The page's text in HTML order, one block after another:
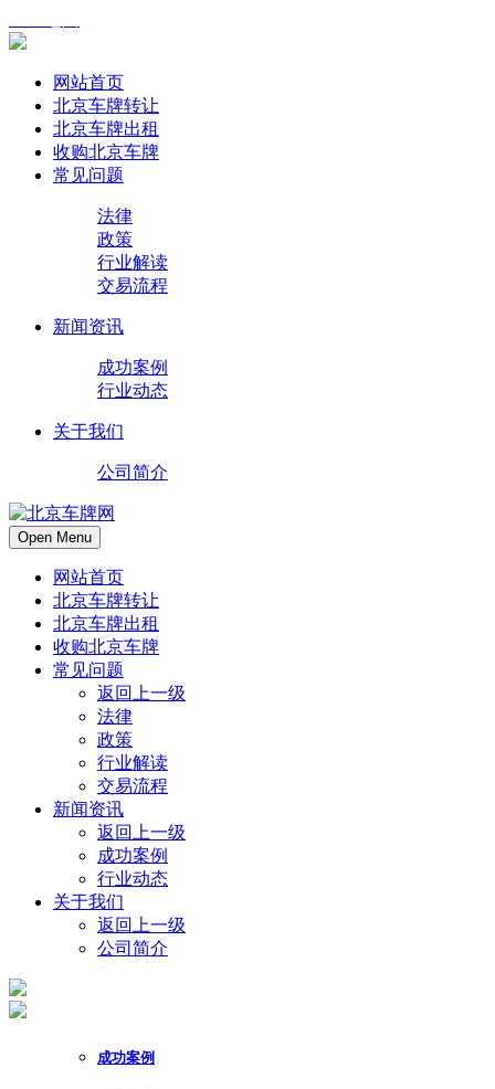
网站首页
北京车牌转让
北京车牌出租
收购北京车牌
常见问题
法律
政策
行业解读
交易流程
新闻资讯
成功案例
行业动态
关于我们
公司简介
Open Menu
网站首页
北京车牌转让
北京车牌出租
收购北京车牌
常见问题
返回上一级
法律
政策
行业解读
交易流程
新闻资讯
返回上一级
成功案例
行业动态
关于我们
返回上一级
公司简介
成功案例